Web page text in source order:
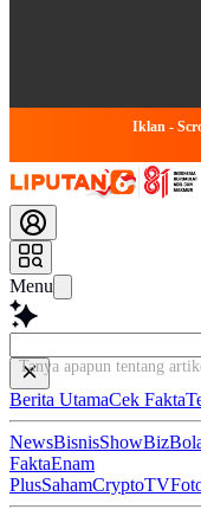
Iklan -
Menu
Tanya apapun tentang
Berita UtamaCek Fakta
NewsBisnisShowBiz
FaktaEnam
PlusSahamCryptoTV